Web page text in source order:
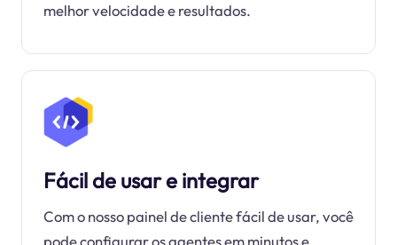
melhor velocidade e resultados.
Fácil de usar e integrar
Com o nosso painel de cliente fácil de usar, você